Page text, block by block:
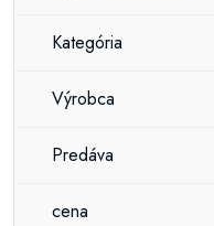
Kategória
Výrobca
Predáva
cena